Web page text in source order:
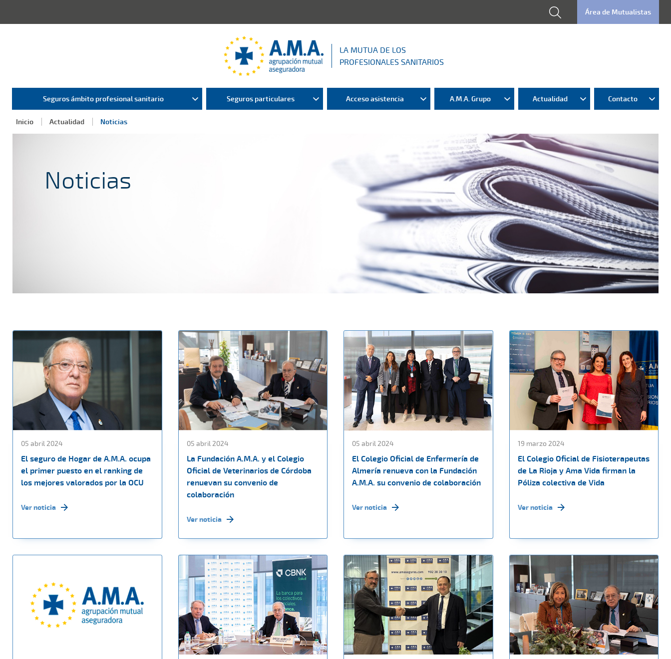
Área de Mutualistas
LA MUTUA DE LOS
PROFESIONALES SANITARIOS
Seguros ámbito profesional sanitario Seguros particulares Acceso asistencia A.M.A. Grupo Actualidad Contacto
Inicio Actualidad Noticias
Noticias
05 abril 2024
El seguro de Hogar de A.M.A. ocupa
el primer puesto en el ranking de
los mejores valorados por la OCU
Ver noticia
05 abril 2024
La Fundación A.M.A. y el Colegio
Oficial de Veterinarios de Córdoba
renuevan su convenio de
colaboración
Ver noticia
05 abril 2024
El Colegio Oficial de Enfermería de
Almería renueva con la Fundación
A.M.A. su convenio de colaboración
Ver noticia
19 marzo 2024
El Colegio Oficial de Fisioterapeutas
de La Rioja y Ama Vida firman la
Póliza colectiva de Vida
Ver noticia